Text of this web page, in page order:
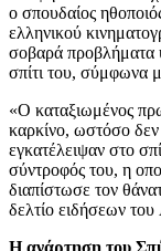
ο σπουδαίος
ελληνικού
σοβαρά προβλήματα
σπίτι του, σύμφωνα
«Ο καταξιωμένος
καρκίνο, ωστόσο δεν
εγκατέλειψαν στο
σύντροφός του, η
διαπίστωσε τον
δελτίο ειδήσεων